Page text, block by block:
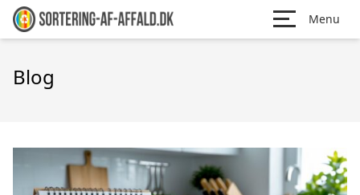
Menu
Blog